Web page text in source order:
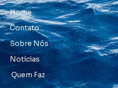
Home
Contato
Sobre Nós
Notícias
Quem Faz